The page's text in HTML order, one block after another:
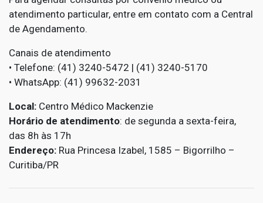
atendimento particular, entre em contato com a Central
de Agendamento.
Canais de atendimento
• Telefone: (41) 3240-5472 | (41) 3240-5170
• WhatsApp: (41) 99632-2031
Local: Centro Médico Mackenzie
Horário de atendimento: de segunda a sexta-feira,
das 8h às 17h
Endereço: Rua Princesa Izabel, 1585 – Bigorrilho –
Curitiba/PR